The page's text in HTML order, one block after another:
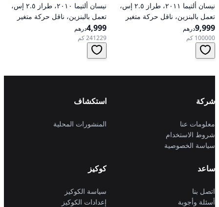
نيسان ألتيما ٢٠١١، طراز ٢.٥ إس،
تعمل بالبنزين، ناقل حركة متغير
مستمر (CVT)، دفع أمامي
9,999درهم
100000 كم
نيسان ألتيما ٢٠١٠، طراز ٢.٥ إس،
تعمل بالبنزين، ناقل حركة متغير
مستمر (CVT)، دفع أمامي
4,999درهم
241229 كم
شركة
معلومات عنا
شروط الاستخدام
سياسة الخصوصية
استكشاف
المنشورات المحلية
ساعد
اتصل بنا
أسئلة وأجوبة
كوكيز
سياسة الكوكيز
إعدادات الكوكيز